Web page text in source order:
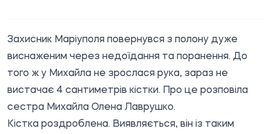
Захисник Маріуполя повернувся з полону дуже
виснаженим через недоїдання та поранення. До
того ж у Михайла не зрослася рука, зараз не
вистачає 4 сантиметрів кістки. Про це розповіла
сестра Михайла Олена Лаврушко.
Кістка роздроблена. Виявляється, він із таким